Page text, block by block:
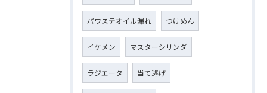
パワステオイル漏れ つけめん
イケメン マスターシリンダ
ラジエータ 当て逃げ